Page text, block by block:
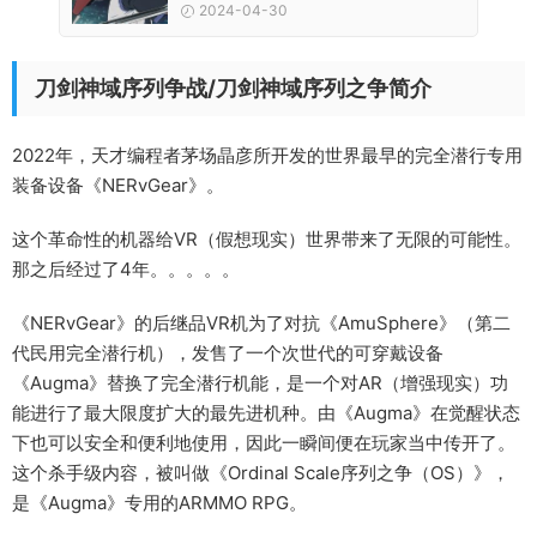
2024-04-30
刀剑神域序列争战/刀剑神域序列之争简介
2022年，天才编程者茅场晶彦所开发的世界最早的完全潜行专用
装备设备《NERvGear》。
这个革命性的机器给VR（假想现实）世界带来了无限的可能性。
那之后经过了4年。。。。。
《NERvGear》的后继品VR机为了对抗《AmuSphere》（第二
代民用完全潜行机），发售了一个次世代的可穿戴设备
《Augma》替换了完全潜行机能，是一个对AR（增强现实）功
能进行了最大限度扩大的最先进机种。由《Augma》在觉醒状态
下也可以安全和便利地使用，因此一瞬间便在玩家当中传开了。
这个杀手级内容，被叫做《Ordinal Scale序列之争（OS）》，
是《Augma》专用的ARMMO RPG。